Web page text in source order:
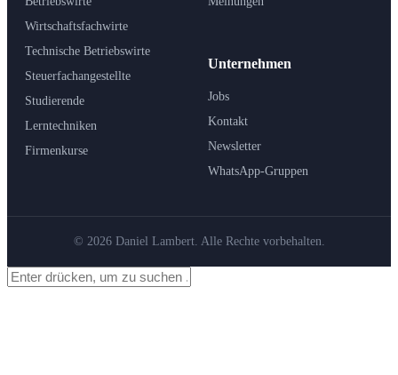
Wirtschaftsfachwirte
Technische Betriebswirte
Steuerfachangestellte
Studierende
Lerntechniken
Firmenkurse
Unternehmen
Jobs
Kontakt
Newsletter
WhatsApp-Gruppen
© 2026 Daniel Lambert. Alle Rechte vorbehalten.